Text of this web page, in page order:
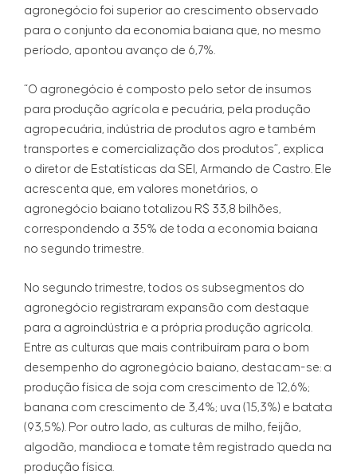
agronegócio foi superior ao crescimento observado
para o conjunto da economia baiana que, no mesmo
período, apontou avanço de 6,7%.
“O agronegócio é composto pelo setor de insumos
para produção agrícola e pecuária, pela produção
agropecuária, indústria de produtos agro e também
transportes e comercialização dos produtos”, explica
o diretor de Estatísticas da SEI, Armando de Castro. Ele
acrescenta que, em valores monetários, o
agronegócio baiano totalizou R$ 33,8 bilhões,
correspondendo a 35% de toda a economia baiana
no segundo trimestre.
No segundo trimestre, todos os subsegmentos do
agronegócio registraram expansão com destaque
para a agroindústria e a própria produção agrícola.
Entre as culturas que mais contribuíram para o bom
desempenho do agronegócio baiano, destacam-se: a
produção física de soja com crescimento de 12,6%;
banana com crescimento de 3,4%; uva (15,3%) e batata
(93,5%). Por outro lado, as culturas de milho, feijão,
algodão, mandioca e tomate têm registrado queda na
produção física.